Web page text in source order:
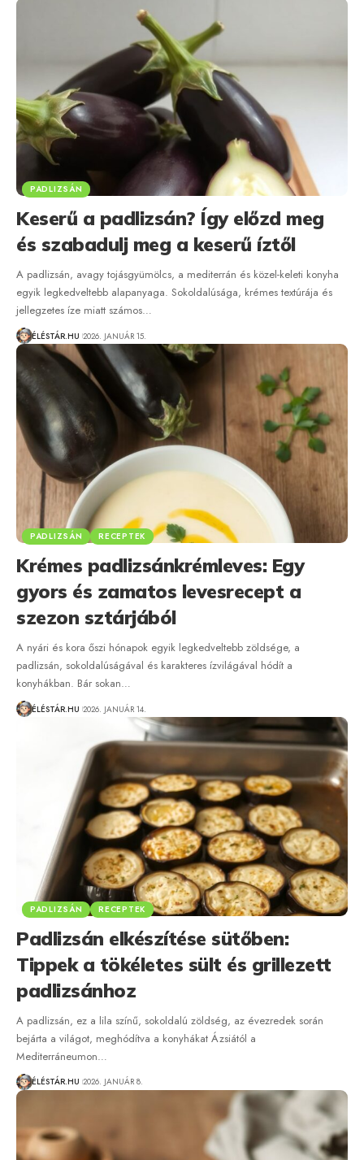
PADLIZSÁN
Keserű a padlizsán? Így előzd meg
és szabadulj meg a keserű íztől
A padlizsán, avagy tojásgyümölcs, a mediterrán és közel-keleti konyha
egyik legkedveltebb alapanyaga. Sokoldalúsága, krémes textúrája és
jellegzetes íze miatt számos…
ÉLÉSTÁR.HU 2026. JANUÁR 15.
PADLIZSÁN RECEPTEK
Krémes padlizsánkrémleves: Egy
gyors és zamatos levesrecept a
szezon sztárjából
A nyári és kora őszi hónapok egyik legkedveltebb zöldsége, a
padlizsán, sokoldalúságával és karakteres ízvilágával hódít a
konyhákban. Bár sokan…
ÉLÉSTÁR.HU 2026. JANUÁR 14.
PADLIZSÁN RECEPTEK
Padlizsán elkészítése sütőben:
Tippek a tökéletes sült és grillezett
padlizsánhoz
A padlizsán, ez a lila színű, sokoldalú zöldség, az évezredek során
bejárta a világot, meghódítva a konyhákat Ázsiától a
Mediterráneumon…
ÉLÉSTÁR.HU 2026. JANUÁR 8.